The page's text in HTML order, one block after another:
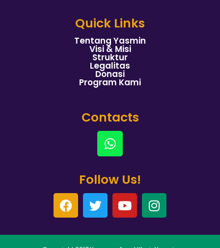
Quick Links
Tentang Yasmin
Visi & Misi
Struktur
Legalitas
Donasi
Program Kami
Contacts
Follow Us!